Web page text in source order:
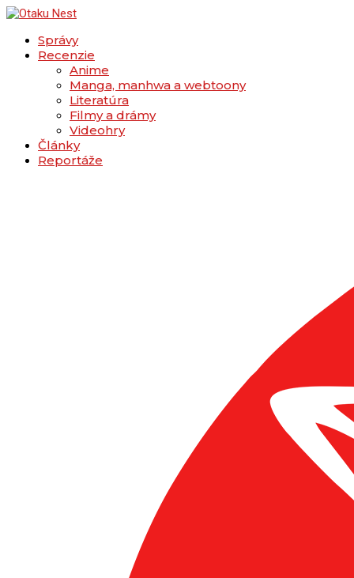
Správy
Recenzie
Anime
Manga, manhwa a webtoony
Literatúra
Filmy a drámy
Videohry
Články
Reportáže